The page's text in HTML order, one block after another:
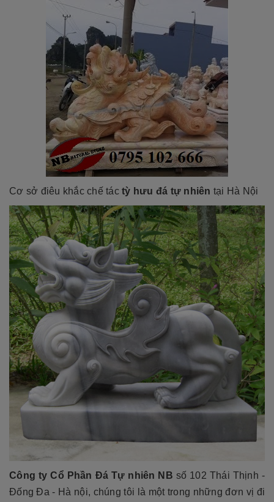
Cơ sở điêu khắc chế tác tỳ hưu đá tự nhiên tại Hà Nội
Công ty Cổ Phần Đá Tự nhiên NB số 102 Thái Thịnh -
Đống Đa - Hà nội, chúng tôi là một trong những đơn vị đi